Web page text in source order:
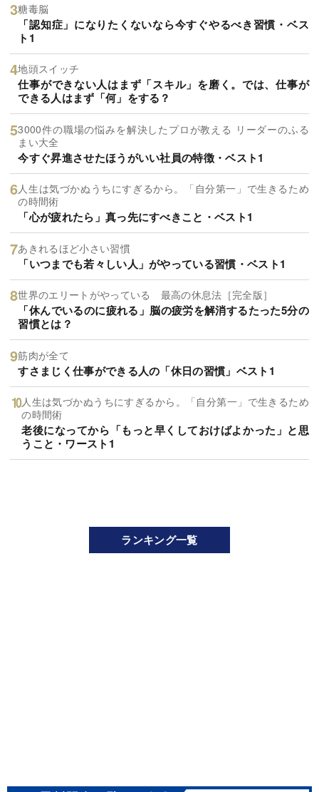
糖毒脳
「認知症」になりたくないなら今すぐやるべき習慣・ベス
ト1
地頭スイッチ
仕事ができない人はまず「スキル」を磨く。では、仕事が
できる人はまず「何」をする？
3000件の職場の悩みを解決したプロが教える リーダーのふる
まい大全
今すぐ昇進させたほうがいい社員の特徴・ベスト1
人生は気づかぬうちにすぎるから。「自分第一」で生きるため
の時間術
「心が疲れたら」真っ先にすべきこと・ベスト1
あきれるほど小さい習慣
「いつまでも若々しい人」がやっている習慣・ベスト1
世界のエリートがやっている 最高の休息法［完全版］
「休んでいるのに疲れる」脳の疲労を解消するたった5分の
習慣とは？
筋肉が全て
すさまじく仕事ができる人の「休日の習慣」ベスト1
人生は気づかぬうちにすぎるから。「自分第一」で生きるため
の時間術
老後になってから「もっと早くしておけばよかった」と思
うこと・ワースト1
ランキング一覧